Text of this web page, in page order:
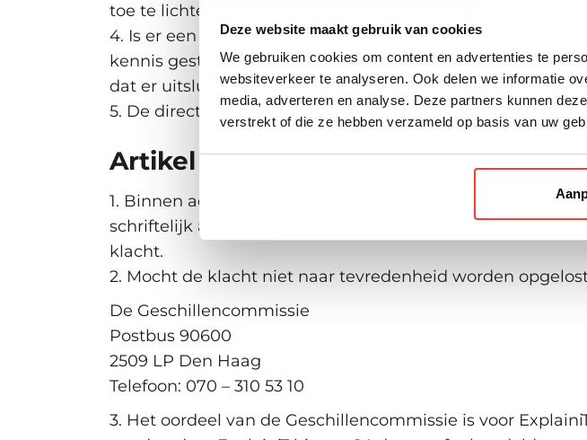
Deze website maakt gebruik van cookies
We gebruiken cookies om content en advertenties te
websiteverkeer te analyseren. Ook delen we informatie
media, adverteren en analyse. Deze partners kunnen
verstrekt of die ze hebben verzameld op basis van uw
toe te lichten. Van deze toelichting wordt een verslag
4. Is er een langere tijd nodig om de klacht nader te
kennis gesteld, waarbij het uitstel wordt gemotiveerd.
dat er uitsluitsel wordt gegeven.
5. De directie zal de klacht vertrouwelijk behandelen.
Artikel 4: Uitspraak:
1. Binnen acht weken na het horen neemt de directie
schriftelijk aan de klager meegedeeld en omvat ten
klacht.
2. Mocht de klacht niet naar tevredenheid worden
De Geschillencommissie
Postbus 90600
2509 LP Den Haag
Telefoon: 070 – 310 53 10
3. Het oordeel van de Geschillencommissie is voor